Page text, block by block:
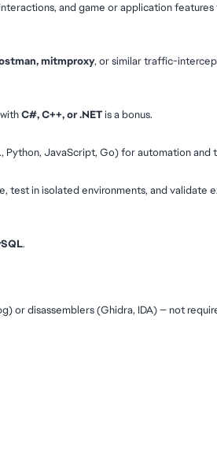
and game or application
mitmproxy, or similar traffic-
C#, C++, or .NET is a bonus.
JavaScript, Go) for automation and
test in isolated environments, and validate
.
or disassemblers (Ghidra, IDA) — not